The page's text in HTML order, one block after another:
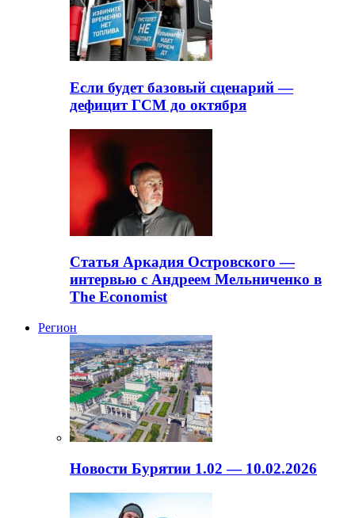
Если будет базовый сценарий —
дефицит ГСМ до октября
Статья Аркадия Островского —
интервью с Андреем Мельниченко в
The Economist
Регион
Новости Бурятии 1.02 — 10.02.2026